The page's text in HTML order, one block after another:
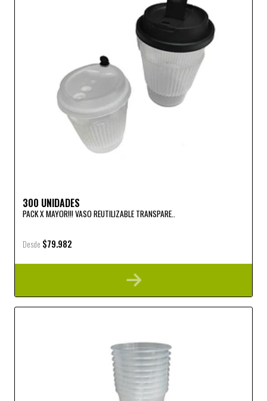
300 UNIDADES
PACK X MAYOR!!! VASO REUTILIZABLE TRANSPARE..
Desde $79.982